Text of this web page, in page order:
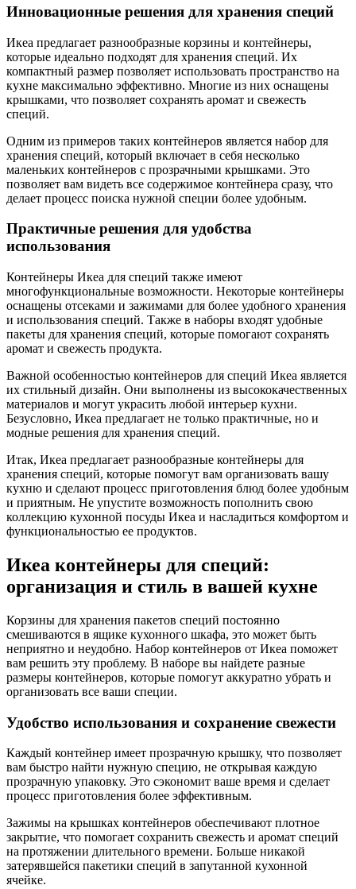
Инновационные решения для хранения специй
Икеа предлагает разнообразные корзины и контейнеры,
которые идеально подходят для хранения специй. Их
компактный размер позволяет использовать пространство на
кухне максимально эффективно. Многие из них оснащены
крышками, что позволяет сохранять аромат и свежесть
специй.
Одним из примеров таких контейнеров является набор для
хранения специй, который включает в себя несколько
маленьких контейнеров с прозрачными крышками. Это
позволяет вам видеть все содержимое контейнера сразу, что
делает процесс поиска нужной специи более удобным.
Практичные решения для удобства
использования
Контейнеры Икеа для специй также имеют
многофункциональные возможности. Некоторые контейнеры
оснащены отсеками и зажимами для более удобного хранения
и использования специй. Также в наборы входят удобные
пакеты для хранения специй, которые помогают сохранять
аромат и свежесть продукта.
Важной особенностью контейнеров для специй Икеа является
их стильный дизайн. Они выполнены из высококачественных
материалов и могут украсить любой интерьер кухни.
Безусловно, Икеа предлагает не только практичные, но и
модные решения для хранения специй.
Итак, Икеа предлагает разнообразные контейнеры для
хранения специй, которые помогут вам организовать вашу
кухню и сделают процесс приготовления блюд более удобным
и приятным. Не упустите возможность пополнить свою
коллекцию кухонной посуды Икеа и насладиться комфортом и
функциональностью ее продуктов.
Икеа контейнеры для специй:
организация и стиль в вашей кухне
Корзины для хранения пакетов специй постоянно
смешиваются в ящике кухонного шкафа, это может быть
неприятно и неудобно. Набор контейнеров от Икеа поможет
вам решить эту проблему. В наборе вы найдете разные
размеры контейнеров, которые помогут аккуратно убрать и
организовать все ваши специи.
Удобство использования и сохранение свежести
Каждый контейнер имеет прозрачную крышку, что позволяет
вам быстро найти нужную специю, не открывая каждую
прозрачную упаковку. Это сэкономит ваше время и сделает
процесс приготовления более эффективным.
Зажимы на крышках контейнеров обеспечивают плотное
закрытие, что помогает сохранить свежесть и аромат специй
на протяжении длительного времени. Больше никакой
затерявшейся пакетики специй в запутанной кухонной
ячейке.